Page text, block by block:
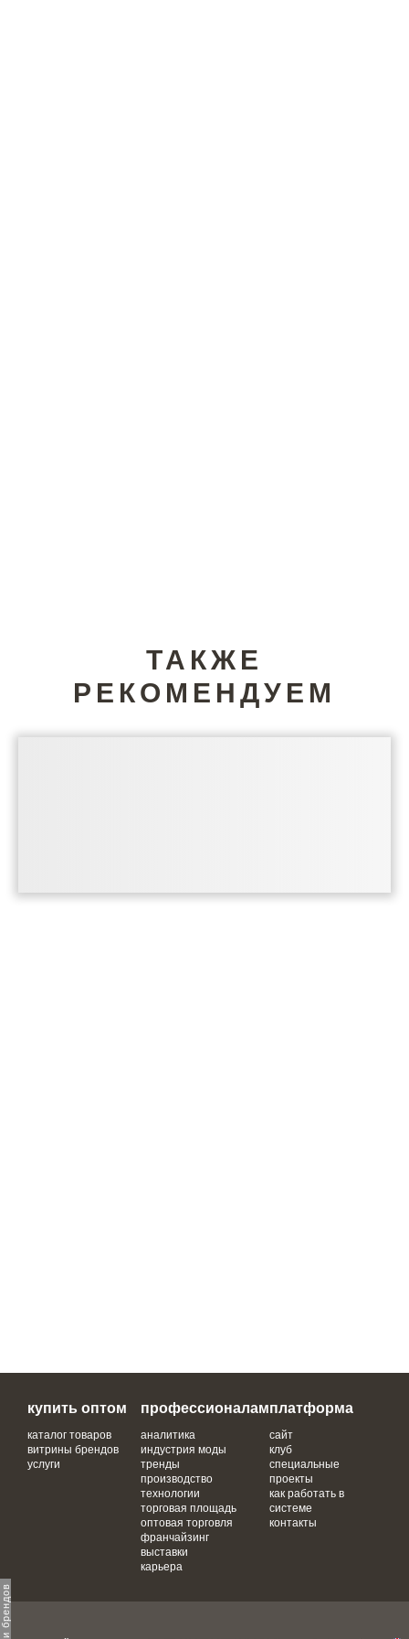
ТАКЖЕ
РЕКОМЕНДУЕМ
купить оптом
каталог товаров
витрины брендов
услуги
профессионалам
аналитика
индустрия моды
тренды
производство
технологии
торговая площадь
оптовая торговля
франчайзинг
выставки
карьера
платформа
сайт
клуб
специальные
проекты
как работать в
системе
контакты